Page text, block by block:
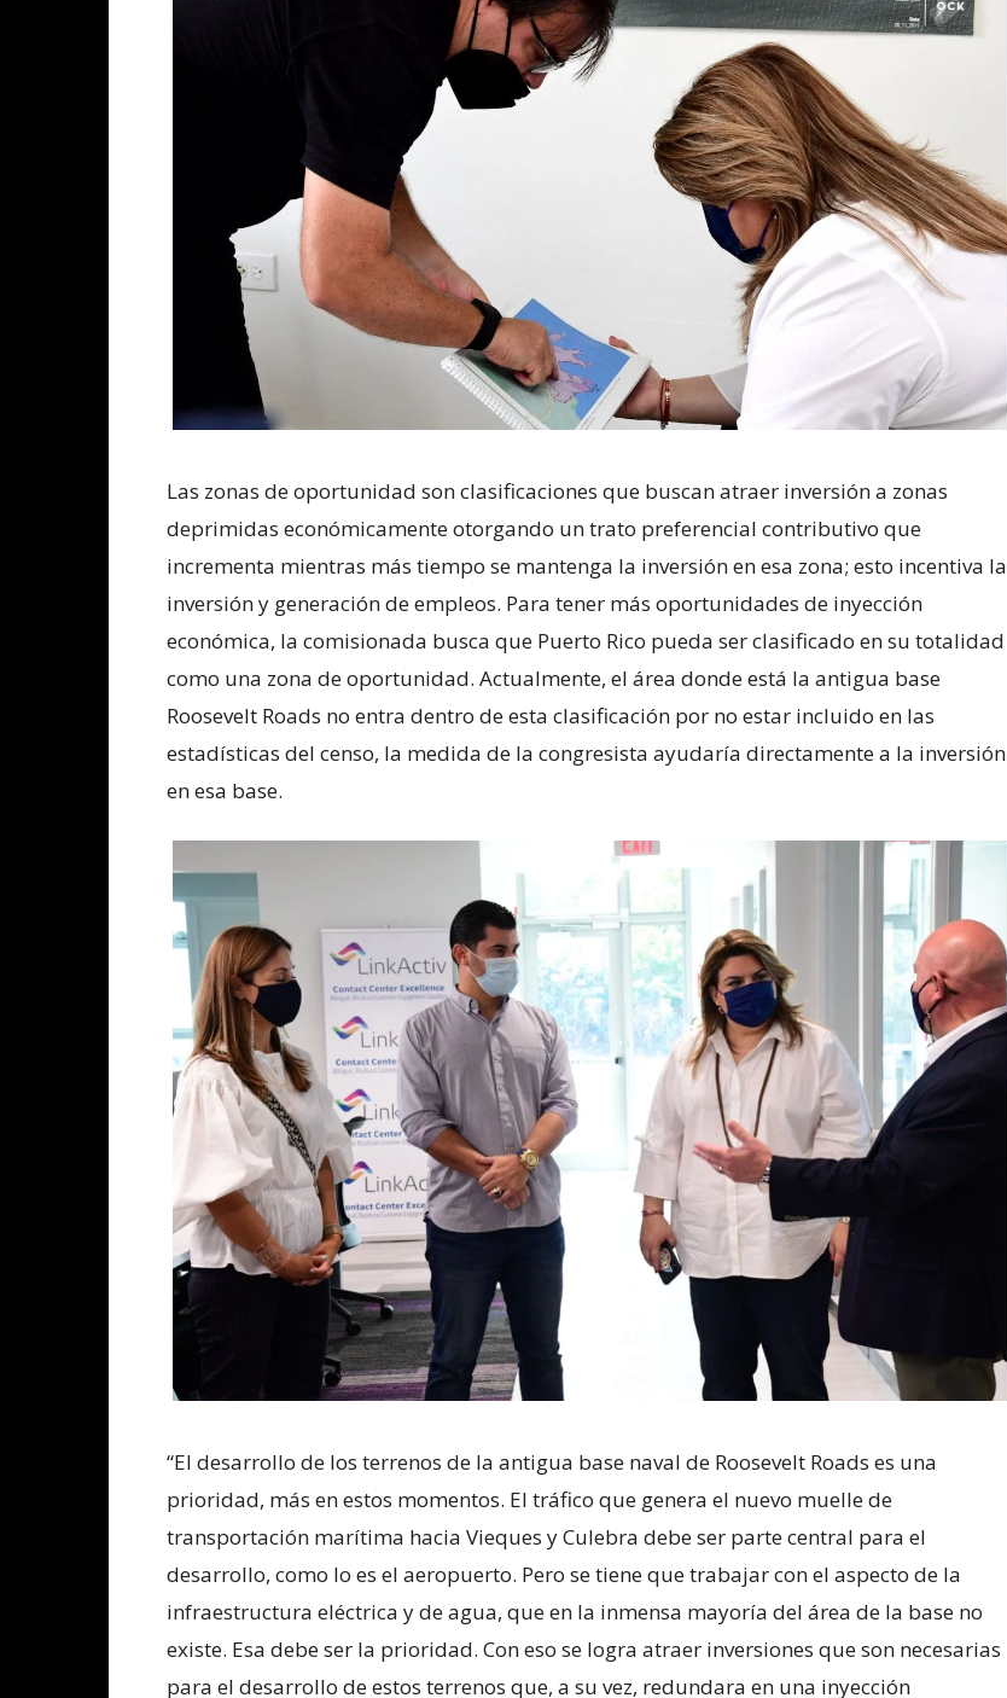
Las zonas de oportunidad son clasificaciones que buscan atraer inversión a zonas
deprimidas económicamente otorgando un trato preferencial contributivo que
incrementa mientras más tiempo se mantenga la inversión en esa zona; esto incentiva la
inversión y generación de empleos. Para tener más oportunidades de inyección
económica, la comisionada busca que Puerto Rico pueda ser clasificado en su totalidad
como una zona de oportunidad. Actualmente, el área donde está la antigua base
Roosevelt Roads no entra dentro de esta clasificación por no estar incluido en las
estadísticas del censo, la medida de la congresista ayudaría directamente a la inversión
en esa base.
“El desarrollo de los terrenos de la antigua base naval de Roosevelt Roads es una
prioridad, más en estos momentos. El tráfico que genera el nuevo muelle de
transportación marítima hacia Vieques y Culebra debe ser parte central para el
desarrollo, como lo es el aeropuerto. Pero se tiene que trabajar con el aspecto de la
infraestructura eléctrica y de agua, que en la inmensa mayoría del área de la base no
existe. Esa debe ser la prioridad. Con eso se logra atraer inversiones que son necesarias
para el desarrollo de estos terrenos que, a su vez, redundara en una inyección